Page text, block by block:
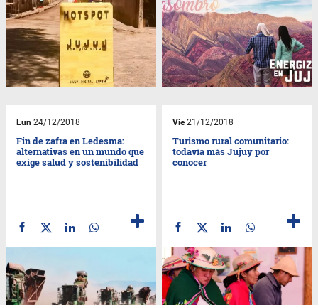
Lun 24/12/2018
Fin de zafra en Ledesma:
alternativas en un mundo que
exige salud y sostenibilidad
Vie21/12/2018
Turismo rural comunitario:
todavía más Jujuy por
conocer